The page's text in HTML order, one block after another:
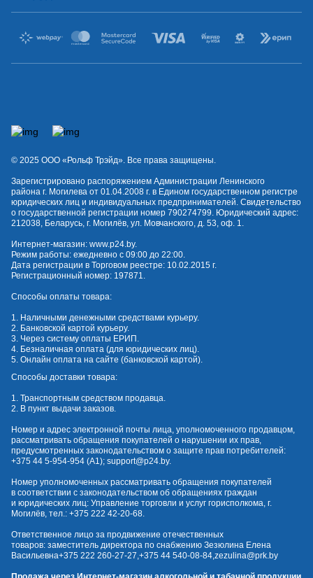
© 2025 OOO «Рольф Трэйд». Все права защищены.
Зарегистрировано распоряжением Администрации Ленинского
района г. Могилева от 01.04.2008 г. в Едином государственном регистре
юридических лиц и индивидуальных предпринимателей. Свидетельство
о государственной регистрации номер 790274799. Юридический адрес:
212038, Беларусь, г. Могилёв, ул. Мовчанского, д. 53, оф. 1.
Интернет-магазин: www.p24.by.
Режим работы: ежедневно с 09:00 до 22:00.
Дата регистрации в Торговом реестре: 10.02.2015 г.
Регистрационный номер: 197871.
Способы оплаты товара:
1. Наличными денежными средствами курьеру.
2. Банковской картой курьеру.
3. Через систему оплаты ЕРИП.
4. Безналичная оплата (для юридических лиц).
5. Онлайн оплата на сайте (банковской картой).
Способы доставки товара:
1. Транспортным средством продавца.
2. В пункт выдачи заказов.
Номер и адрес электронной почты лица, уполномоченного продавцом,
рассматривать обращения покупателей о нарушении их прав,
предусмотренных законодательством о защите прав потребителей:
+375 44 5-954-954 (А1); support@p24.by.
Номер уполномоченных рассматривать обращения покупателей
в соответствии с законодательством об обращениях граждан
и юридических лиц: Управление торговли и услуг горисполкома, г.
Могилёв, тел.: +375 222 42-20-68.
Ответственное лицо за продвижение отечественных
товаров: заместитель директора по снабжению Зезюлина Елена
Васильевна+375 222 260-27-27,+375 44 540-08-84,zezulina@prk.by